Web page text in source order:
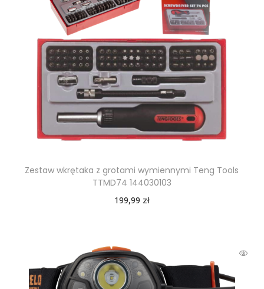
Zestaw wkrętaka z grotami wymiennymi Teng Tools
TTMD74 144030103
199,99 zł